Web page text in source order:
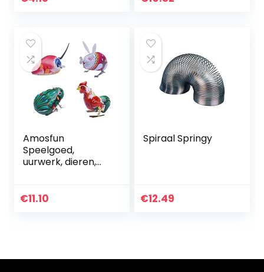
Amosfun
Speelgoed,
uurwerk, dieren,
muis, springend
€11.10
Spiraal Springy
€12.49